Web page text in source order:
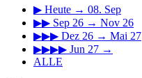
▶ Heute → 08. Sep
▶▶ Sep 26 → Nov 26
▶▶▶ Dez 26 → Mai 27
▶▶▶▶ Jun 27 →
ALLE